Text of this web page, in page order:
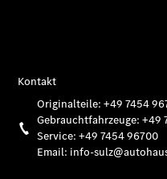
Pakete
Mobile
Service